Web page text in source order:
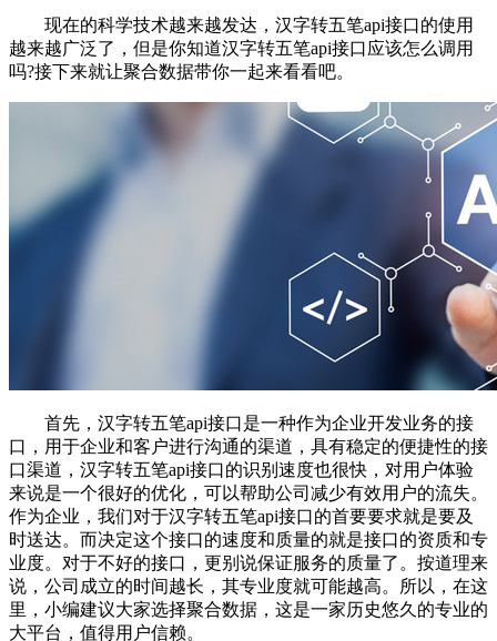
现在的科学技术越来越发达，汉字转五笔api接口的使用
越来越广泛了，但是你知道汉字转五笔api接口应该怎么调用
吗?接下来就让聚合数据带你一起来看看吧。
首先，汉字转五笔api接口是一种作为企业开发业务的接
口，用于企业和客户进行沟通的渠道，具有稳定的便捷性的接
口渠道，汉字转五笔api接口的识别速度也很快，对用户体验
来说是一个很好的优化，可以帮助公司减少有效用户的流失。
作为企业，我们对于汉字转五笔api接口的首要要求就是要及
时送达。而决定这个接口的速度和质量的就是接口的资质和专
业度。对于不好的接口，更别说保证服务的质量了。按道理来
说，公司成立的时间越长，其专业度就可能越高。所以，在这
里，小编建议大家选择聚合数据，这是一家历史悠久的专业的
大平台，值得用户信赖。